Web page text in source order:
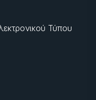
Τύπου